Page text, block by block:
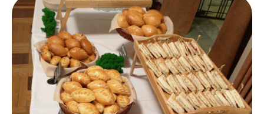
Контакты
Навигация
О нас
Услуги
Форматы
Корпоративным
клиентам
Отзывы
Контакты